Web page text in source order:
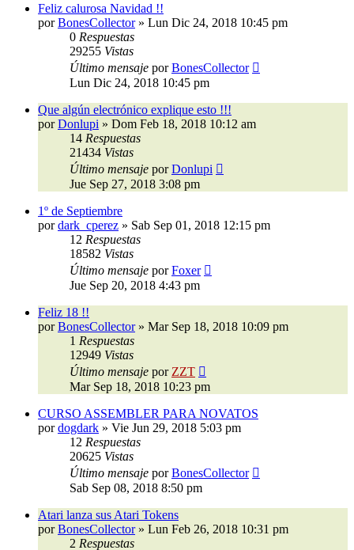
Feliz calurosa Navidad !!
porBonesCollector» Lun Dic 24, 2018 10:45 pm
0 Respuestas
29255 Vistas
Último mensaje porBonesCollector
Lun Dic 24, 2018 10:45 pm
Que algún electrónico explique esto !!!
porDonlupi » Dom Feb 18, 2018 10:12 am
14 Respuestas
21434 Vistas
Último mensaje porDonlupi
Jue Sep 27, 2018 3:08 pm
1º de Septiembre
pordark_cperez » Sab Sep 01, 2018 12:15 pm
12 Respuestas
18582 Vistas
Último mensaje porFoxer
Jue Sep 20, 2018 4:43 pm
Feliz 18 !!
porBonesCollector» Mar Sep 18, 2018 10:09 pm
1 Respuestas
12949 Vistas
Último mensaje por ZZT
Mar Sep 18, 2018 10:23 pm
CURSO ASSEMBLER PARA NOVATOS
pordogdark » Vie Jun 29, 2018 5:03 pm
12 Respuestas
20625 Vistas
Último mensaje porBonesCollector
Sab Sep 08, 2018 8:50 pm
Atari lanza sus Atari Tokens
porBonesCollector» Lun Feb 26, 2018 10:31 pm
2 Respuestas